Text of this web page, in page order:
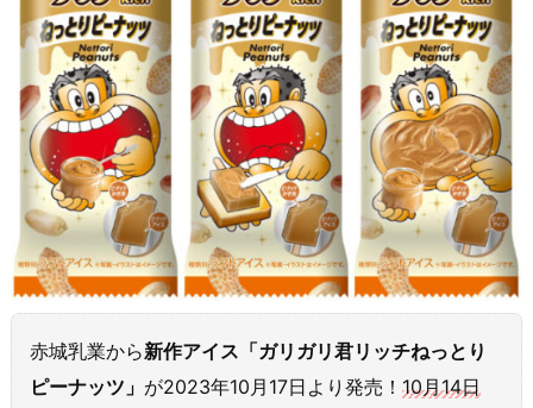
赤城乳業から新作アイス「ガリガリ君リッチねっとり
ピーナッツ」 が2023年10月17日より発売！ 10月14日